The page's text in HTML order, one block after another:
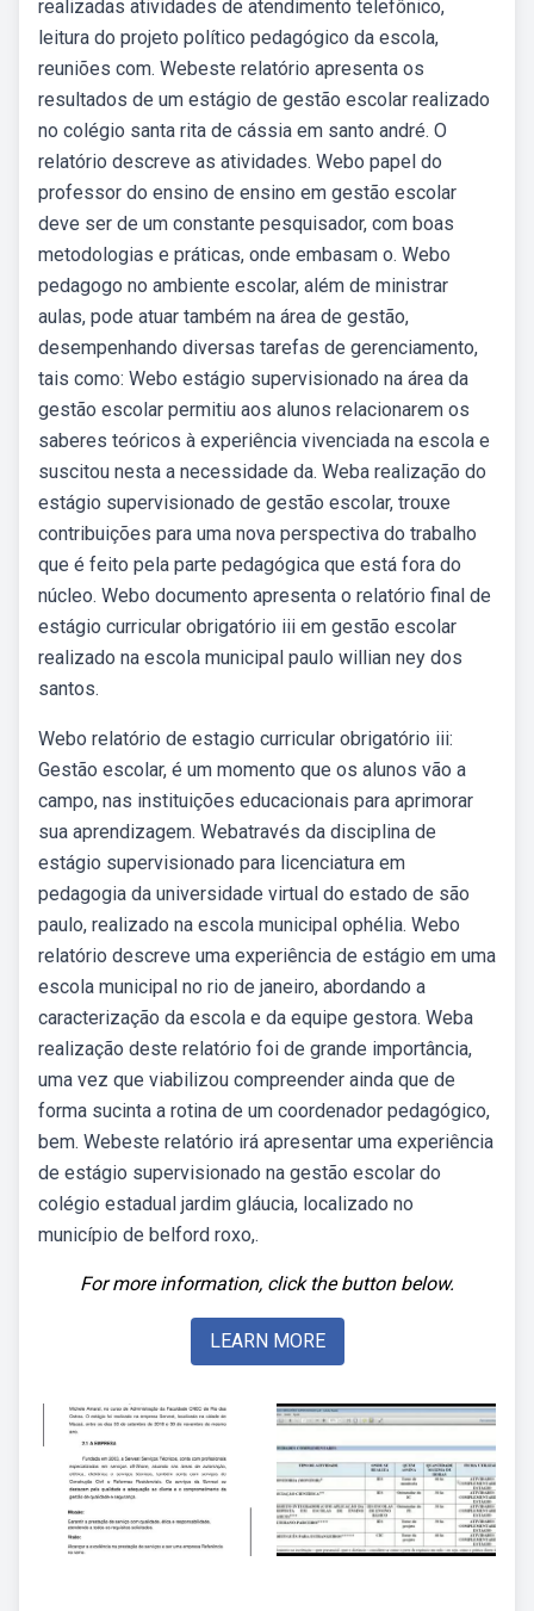
realizadas atividades de atendimento telefônico,
leitura do projeto político pedagógico da escola,
reuniões com. Webeste relatório apresenta os
resultados de um estágio de gestão escolar realizado
no colégio santa rita de cássia em santo andré. O
relatório descreve as atividades. Webo papel do
professor do ensino de ensino em gestão escolar
deve ser de um constante pesquisador, com boas
metodologias e práticas, onde embasam o. Webo
pedagogo no ambiente escolar, além de ministrar
aulas, pode atuar também na área de gestão,
desempenhando diversas tarefas de gerenciamento,
tais como: Webo estágio supervisionado na área da
gestão escolar permitiu aos alunos relacionarem os
saberes teóricos à experiência vivenciada na escola e
suscitou nesta a necessidade da. Weba realização do
estágio supervisionado de gestão escolar, trouxe
contribuições para uma nova perspectiva do trabalho
que é feito pela parte pedagógica que está fora do
núcleo. Webo documento apresenta o relatório final de
estágio curricular obrigatório iii em gestão escolar
realizado na escola municipal paulo willian ney dos
santos.
Webo relatório de estagio curricular obrigatório iii:
Gestão escolar, é um momento que os alunos vão a
campo, nas instituições educacionais para aprimorar
sua aprendizagem. Webatravés da disciplina de
estágio supervisionado para licenciatura em
pedagogia da universidade virtual do estado de são
paulo, realizado na escola municipal ophélia. Webo
relatório descreve uma experiência de estágio em uma
escola municipal no rio de janeiro, abordando a
caracterização da escola e da equipe gestora. Weba
realização deste relatório foi de grande importância,
uma vez que viabilizou compreender ainda que de
forma sucinta a rotina de um coordenador pedagógico,
bem. Webeste relatório irá apresentar uma experiência
de estágio supervisionado na gestão escolar do
colégio estadual jardim gláucia, localizado no
município de belford roxo,.
For more information, click the button below.
LEARN MORE